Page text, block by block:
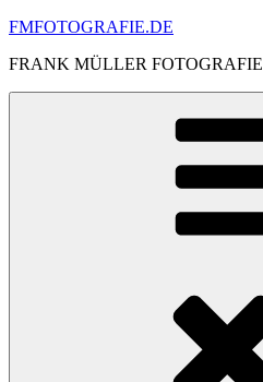
Skip
content
FMFOTOGRAFIE.DE
FRANK MÜLLER FOTOGRAFIE